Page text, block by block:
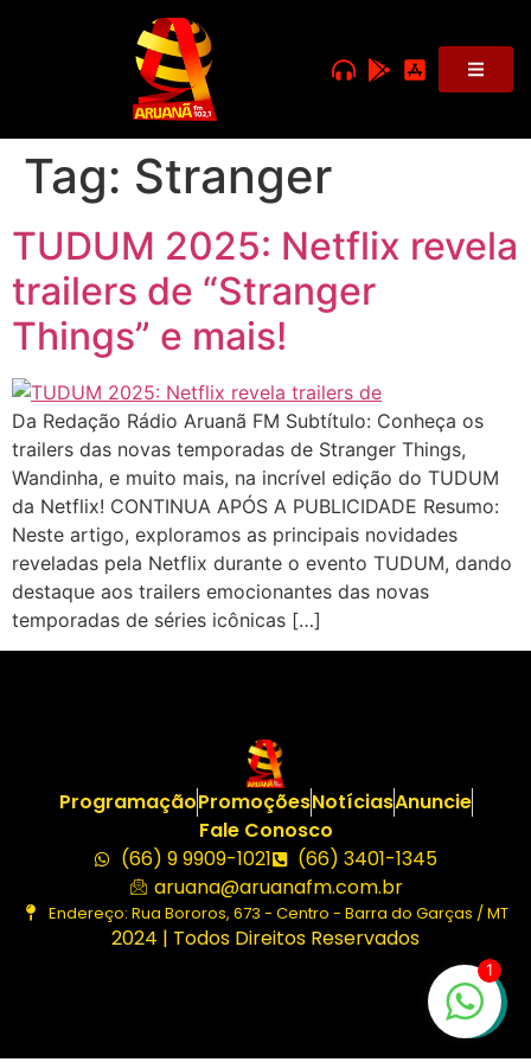
Tag: Stranger
TUDUM 2025: Netflix revela
trailers de “Stranger
Things” e mais!
Da Redação Rádio Aruanã FM Subtítulo: Conheça os
trailers das novas temporadas de Stranger Things,
Wandinha, e muito mais, na incrível edição do TUDUM
da Netflix! CONTINUA APÓS A PUBLICIDADE Resumo:
Neste artigo, exploramos as principais novidades
reveladas pela Netflix durante o evento TUDUM, dando
destaque aos trailers emocionantes das novas
temporadas de séries icônicas […]
ProgramaçãoPromoçõesNotíciasAnuncie
Fale Conosco
(66) 9 9909-1021
(66) 3401-1345
aruana@aruanafm.com.br
Endereço: Rua Bororos, 673 - Centro - Barra do Garças / MT
2024 | Todos Direitos Reservados
1